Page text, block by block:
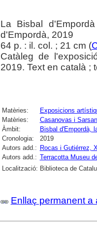
La Bisbal
d'Empordà, 2019
64 p. : il. col. ; 21 cm (
Catàleg de
2019. Text en català ;
Matèries: Exposicions
Matèries:
Casanovas i
Àmbit:
Bisbal d'Empordà,
Cronologia:
2019
Autors add.: Rocas i Gutiérrez,
Autors add.: Terracotta Museu
Localització: Biblioteca de
Enllaç permanent a